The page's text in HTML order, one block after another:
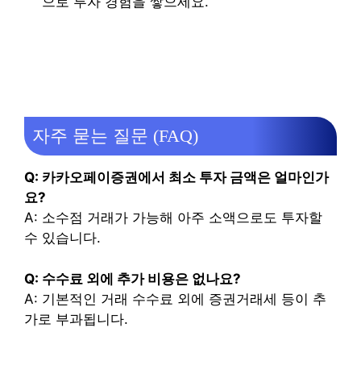
자주 묻는 질문 (FAQ)
Q: 카카오페이증권에서 최소 투자 금액은 얼마인가
요?
A: 소수점 거래가 가능해 아주 소액으로도 투자할
수 있습니다.
Q: 수수료 외에 추가 비용은 없나요?
A: 기본적인 거래 수수료 외에 증권거래세 등이 추
가로 부과됩니다.